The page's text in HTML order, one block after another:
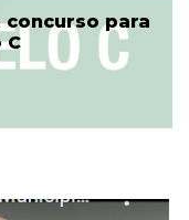
concurso para
C